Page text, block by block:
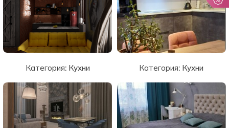
Категория: Кухни Категория: Кухни